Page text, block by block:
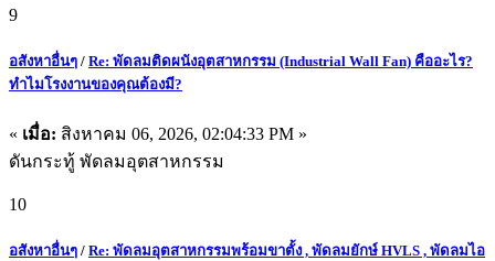
9
อสังหาอื่นๆ / Re: พัดลมติดผนังอุตสาหกรรม (Industrial Wall Fan) คืออะไร?
ทำไมโรงงานของคุณต้องมี?
« เมื่อ: สิงหาคม 06, 2026, 02:04:33 PM »
ดันกระทู้ พัดลมอุตสาหกรรม
10
อสังหาอื่นๆ / Re: พัดลมอุตสาหกรรมพร้อมขาตั้ง , พัดลมยักษ์ HVLS , พัดลมไอ